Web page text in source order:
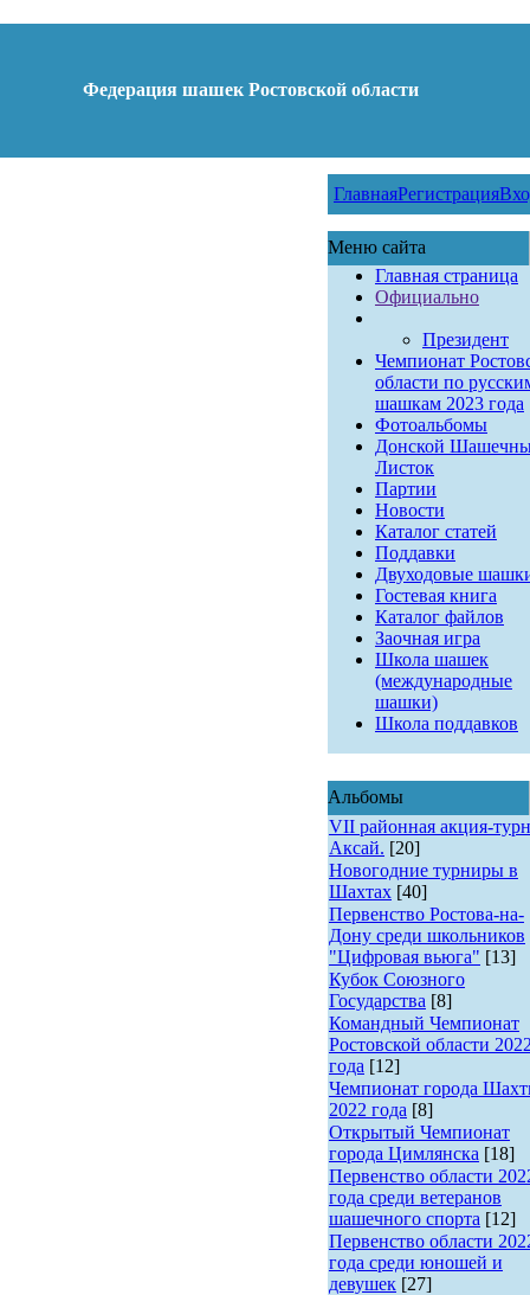
Федерация шашек Ростовской области
ГлавнаяРегистрация
Меню сайта
Главная страница
Официально
Президент
Чемпионат
области по
шашкам 2023 года
Фотоальбомы
Донской
Листок
Партии
Новости
Каталог статей
Поддавки
Двуходовые
Гостевая книга
Каталог файлов
Заочная игра
Школа шашек
(международные
шашки)
Школа поддавков
Альбомы
VII районная акция-
Аксай. [20]
Новогодние турниры в
Шахтах [40]
Первенство Ростова-на-
Дону среди школьников
"Цифровая вьюга" [13]
Кубок Союзного
Государства [8]
Командный Чемпионат
Ростовской области 2022
года [12]
Чемпионат города
2022 года [8]
Открытый Чемпионат
города Цимлянска [18]
Первенство области
года среди ветеранов
шашечного спорта [12]
Первенство области
года среди юношей и
девушек [27]